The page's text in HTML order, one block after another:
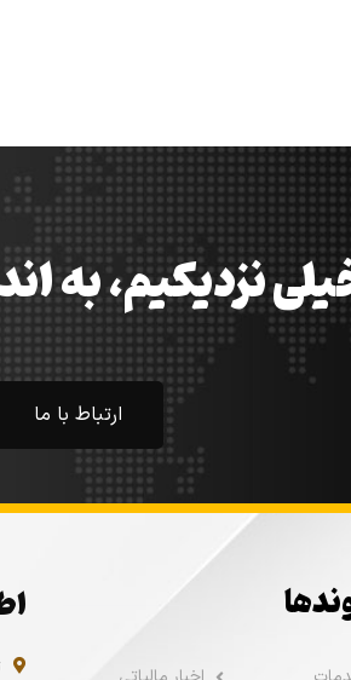
نزدیکیم، به
ارتباط با ما